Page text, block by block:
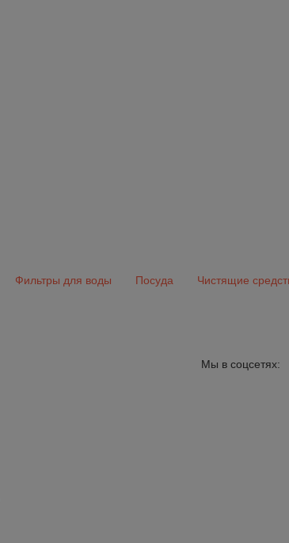
Фильтры для воды Посуда Чистящие
Мы в соцсетях: